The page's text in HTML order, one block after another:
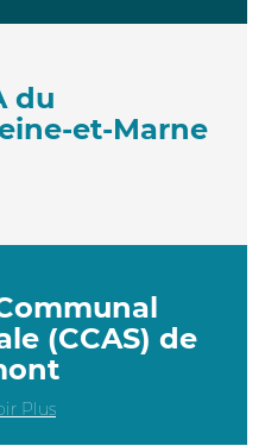
du
et-Marne
(CCAS) de
Plus